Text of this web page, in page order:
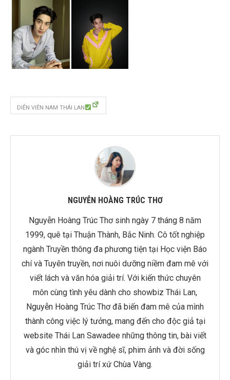
DIỄN VIÊN NAM THÁI LAN
NGUYỄN HOÀNG TRÚC THƠ
Nguyễn Hoàng Trúc Thơ sinh ngày 7 tháng 8 năm
1999, quê tại Thuận Thành, Bắc Ninh. Cô tốt nghiệp
ngành Truyền thông đa phương tiện tại Học viện Báo
chí và Tuyên truyền, nơi nuôi dưỡng niềm đam mê với
viết lách và văn hóa giải trí. Với kiến thức chuyên
môn cùng tình yêu dành cho showbiz Thái Lan,
Nguyễn Hoàng Trúc Thơ đã biến đam mê của mình
thành công việc lý tưởng, mang đến cho độc giả tại
website Thái Lan Sawadee những thông tin, bài viết
và góc nhìn thú vị về nghệ sĩ, phim ảnh và đời sống
giải trí xứ Chùa Vàng.